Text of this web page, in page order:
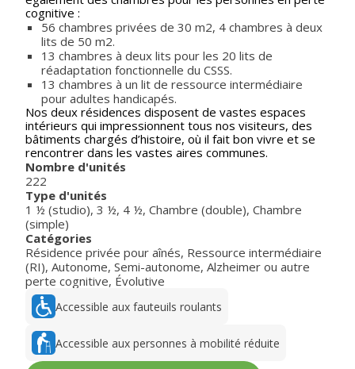
cognitive :
56 chambres privées de 30 m2, 4 chambres à deux
lits de 50 m2.
13 chambres à deux lits pour les 20 lits de
réadaptation fonctionnelle du CSSS.
13 chambres à un lit de ressource intermédiaire
pour adultes handicapés.
Nos deux résidences disposent de vastes espaces
intérieurs qui impressionnent tous nos visiteurs, des
bâtiments chargés d’histoire, où il fait bon vivre et se
rencontrer dans les vastes aires communes.
Nombre d'unités
222
Type d'unités
1 ½ (studio), 3 ½, 4 ½, Chambre (double), Chambre
(simple)
Catégories
Résidence privée pour aînés, Ressource intermédiaire
(RI), Autonome, Semi-autonome, Alzheimer ou autre
perte cognitive, Évolutive
Accessible aux fauteuils roulants
Accessible aux personnes à mobilité réduite